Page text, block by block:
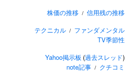
株価の推移 / 信用残の推移
テクニカル / ファンダメンタル
TV季節性
Yahoo掲示板 (過去スレッド)
note記事 / クチコミ